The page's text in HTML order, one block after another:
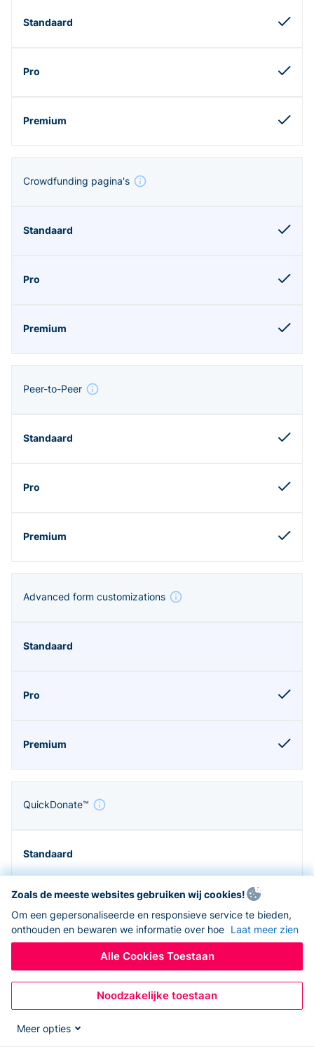
Crowdfunding pagina's
Peer-to-Peer
Advanced form customizations
QuickDonate™
Zapier en API
Zoals de meeste websites gebruiken wij cookies!
Om een gepersonaliseerde en responsieve service te bieden,
onthouden en bewaren we informatie over hoe Laat meer zien
Alle Cookies Toestaan
Noodzakelijke toestaan
Meer opties